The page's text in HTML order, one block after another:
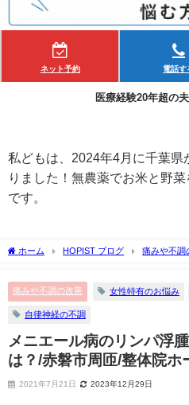
ネット予約 電話す
医療経験20年超の
私どもは、2024年4月に千葉県
りました！無農薬でお米と野
です。
ホーム HOPIST ブログ 痛みや不調
痛みや不調の改善 女性特有のお悩み
自律神経の不調
メニエール病のリンパ浮
は？/赤磐市周匝/整体院ホ
2021年7月21日 2023年12月29日